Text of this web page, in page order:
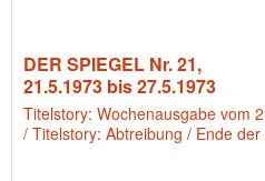
DER SPIEGEL Nr. 21,
21.5.1973 bis 27.5.1973
Titelstory: Wochenausgabe vom
/ Titelstory: Abtreibung / Ende